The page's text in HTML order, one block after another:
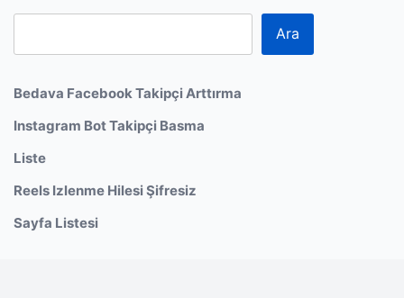
Ara
Bedava Facebook Takipçi Arttırma
Instagram Bot Takipçi Basma
Liste
Reels Izlenme Hilesi Şifresiz
Sayfa Listesi